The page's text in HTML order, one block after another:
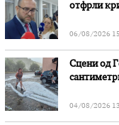
отфрли
06/08/2026
Сцени од
04/08/2026